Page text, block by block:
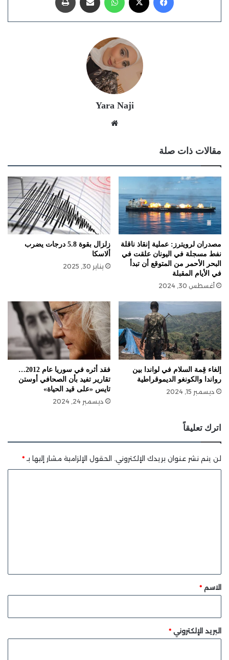
Yara Naji
مقالات ذات صلة
مصدران لرويترز: عملية إنقاذ ناقلة
نفط مسجلة في اليونان علقت في
البحر الأحمر من المتوقع أن تبدأ
في الأيام المقبلة
أغسطس 30, 2024
زلزال بقوة 5.8 درجات يضرب
ألاسكا
يناير 30, 2025
إلغاء قِمة السلام في لواندا بين
رواندا والكونغو الديموقراطية
ديسمبر 15, 2024
فقد أثره في سوريا عام 2012…
تقارير تفيد بأن الصحافي أوستن
تايس «على قيد الحياة»
ديسمبر 24, 2024
اترك تعليقاً
لن يتم نشر عنوان بريدك الإلكتروني. الحقول الإلزامية مشار إليها بـ *
*الاسم *
البريد الإلكتروني *